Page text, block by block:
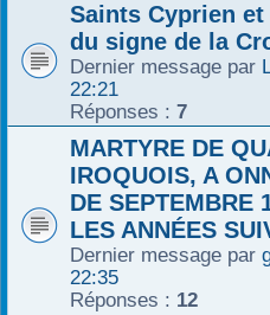
Saints Cyprien
du signe de la
Dernier message par
22:21
Réponses : 7
MARTYRE DE
IROQUOIS, A
DE SEPTEMBRE
LES ANNÉES
Dernier message par
22:35
Réponses : 12